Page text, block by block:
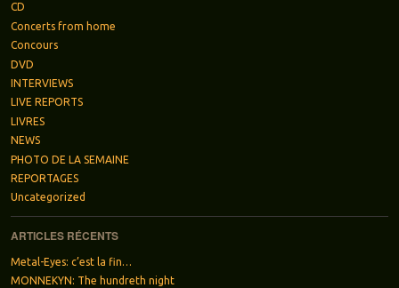
CD
Concerts from home
Concours
DVD
INTERVIEWS
LIVE REPORTS
LIVRES
NEWS
PHOTO DE LA SEMAINE
REPORTAGES
Uncategorized
ARTICLES RÉCENTS
Metal-Eyes: c’est la fin…
MONNEKYN: The hundreth night